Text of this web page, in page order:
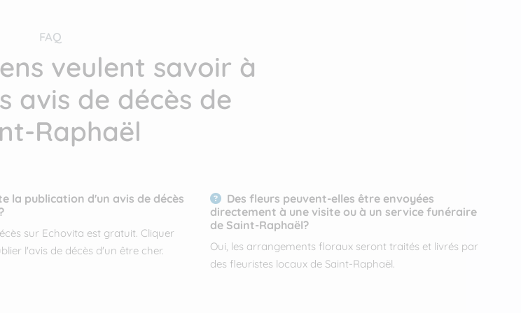
FAQ
veulent savoir à
avis de décès de
Raphaël
la publication d'un avis de décès
sur Echovita est gratuit. Cliquer
l'avis de décès d'un être cher.
Des fleurs peuvent-elles être envoyées
directement à une visite ou à un service funéraire
de Saint-Raphaël?
Oui, les arrangements floraux seront traités et livrés par
des fleuristes locaux de Saint-Raphaël.